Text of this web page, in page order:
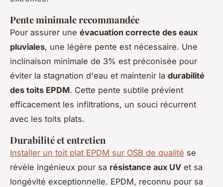
Pente minimale recommandée
Pour assurer une évacuation correcte des eaux
pluviales, une légère pente est nécessaire. Une
inclinaison minimale de 3% est préconisée pour
éviter la stagnation d'eau et maintenir la durabilité
des toits EPDM. Cette pente subtile prévient
efficacement les infiltrations, un souci récurrent
avec les toits plats.
Durabilité et entretien
Installer un toit plat EPDM sur OSB de qualité se
révèle ingénieux pour sa résistance aux UV et sa
longévité exceptionnelle. EPDM, reconnu pour sa